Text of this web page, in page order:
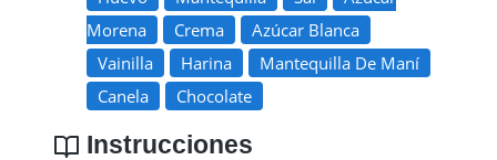
Morena
Crema
Azúcar Blanca
Vainilla
Harina
Mantequilla De Maní
Canela
Chocolate
Instrucciones